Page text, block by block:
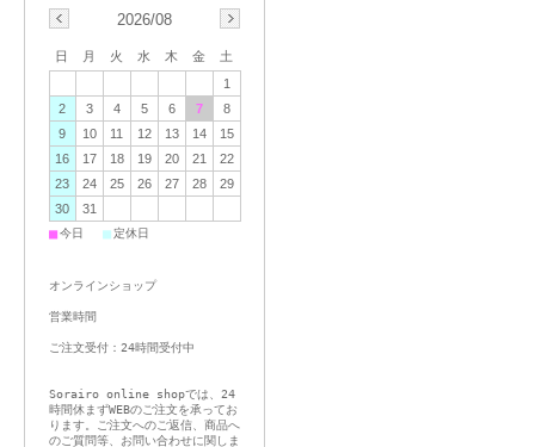
2026/08
日 月 火 水 木 金
土
1
2
3 4 5 6 7
8
9
10 11 12 13 14
15
16
17 18 19 20 21
22
23
24 25 26 27 28
29
30
31
■今日 ■定休日
オンラインショップ
営業時間
ご注文受付：24時間受付中
Sorairo online shopでは、24
時間休まずWEBのご注文を承ってお
ります。ご注文へのご返信、商品へ
のご質問等、お問い合わせに関しま